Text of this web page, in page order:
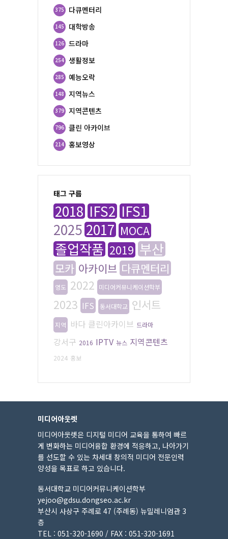
다큐멘터리
375
대학방송
145
드라마
126
생활정보
254
예능오락
285
지역뉴스
148
지역콘텐츠
379
클린 아카이브
796
홍보영상
214
태그 구름
2018 IFS2 IFS1
2025 2017 MOCA
졸업작품 2019 부산
모카 아카이브 다큐멘터리
영도 2022 미디어커뮤니케이션학부
2023 IFS 동서대학교 인서트
지역 바다 클린아카이브 드라마
강서구 2016 IPTV 뉴스 지역콘텐츠
2024 홍보
미디어아웃렛
미디어아웃렛은 디지털 미디어 교육을 통하여 빠르
게 변화하는 미디어융합 환경에 적응하고, 나아가기
를 선도할 수 있는 차세대 창의적 미디어 전문인력
양성을 목표로 하고 있습니다.
동서대학교 미디어커뮤니케이션학부
yejoo@gdsu.dongseo.ac.kr
부산시 사상구 주례로 47 (주례동) 뉴밀레니엄관 3
층
TEL : 051-320-1690 / FAX : 051-320-1691